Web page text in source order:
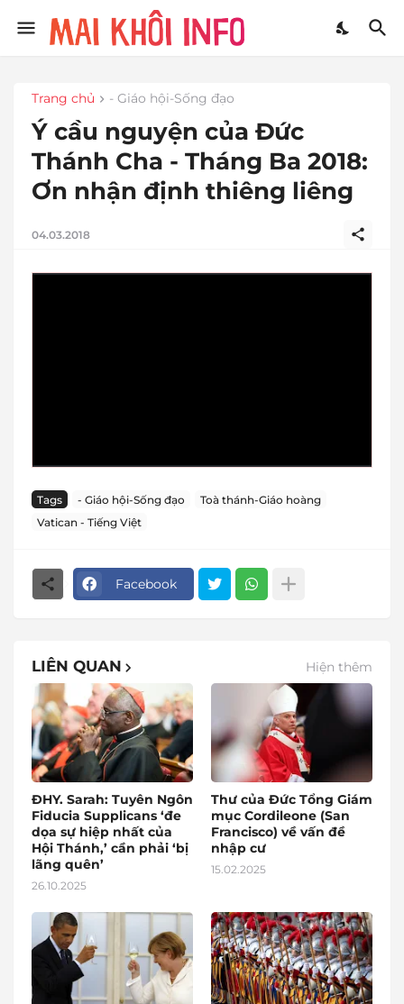
Trang chủ - Giáo hội-Sống đạo
Ý cầu nguyện của Đức
Thánh Cha - Tháng Ba 2018:
Ơn nhận định thiêng liêng
04.03.2018
Tags - Giáo hội-Sống đạo
Toà thánh-Giáo hoàng
Vatican - Tiếng Việt
Facebook
LIÊN QUAN Hiện thêm
ĐHY. Sarah: Tuyên Ngôn
Fiducia Supplicans ‘đe
dọa sự hiệp nhất của
Hội Thánh,’ cần phải ‘bị
lãng quên’
26.10.2025
Thư của Đức Tổng Giám
mục Cordileone (San
Francisco) về vấn đề
nhập cư
15.02.2025